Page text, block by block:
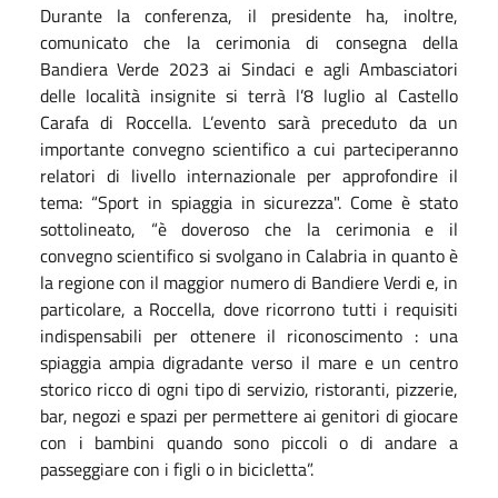
Durante la conferenza, il presidente ha, inoltre,
comunicato che la cerimonia di consegna della
Bandiera Verde 2023 ai Sindaci e agli Ambasciatori
delle località insignite si terrà l’8 luglio al Castello
Carafa di Roccella. L’evento sarà preceduto da un
importante convegno scientifico a cui parteciperanno
relatori di livello internazionale per approfondire il
tema: “Sport in spiaggia in sicurezza". Come è stato
sottolineato, “è doveroso che la cerimonia e il
convegno scientifico si svolgano in Calabria in quanto è
la regione con il maggior numero di Bandiere Verdi e, in
particolare, a Roccella, dove ricorrono tutti i requisiti
indispensabili per ottenere il riconoscimento : una
spiaggia ampia digradante verso il mare e un centro
storico ricco di ogni tipo di servizio, ristoranti, pizzerie,
bar, negozi e spazi per permettere ai genitori di giocare
con i bambini quando sono piccoli o di andare a
passeggiare con i figli o in bicicletta”.